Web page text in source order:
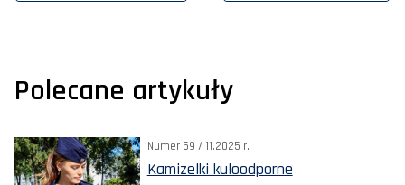
Polecane artykuły
Numer 59 / 11.2025 r.
Kamizelki kuloodporne